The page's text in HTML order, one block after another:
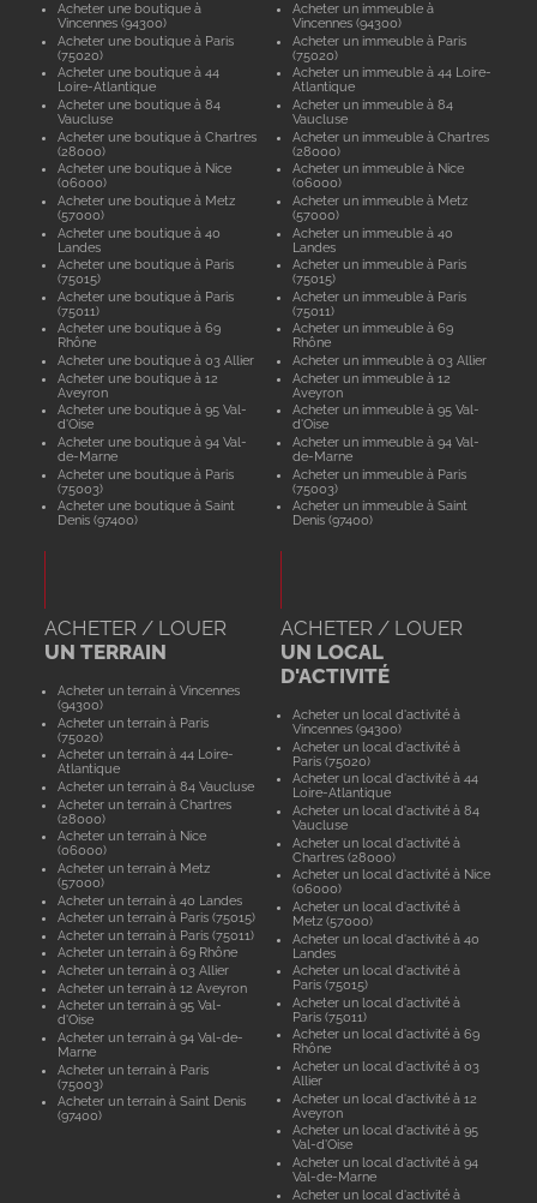
Acheter une boutique à
Vincennes (94300)
Acheter une boutique à Paris
(75020)
Acheter une boutique à 44
Loire-Atlantique
Acheter une boutique à 84
Vaucluse
Acheter une boutique à Chartres
(28000)
Acheter une boutique à Nice
(06000)
Acheter une boutique à Metz
(57000)
Acheter une boutique à 40
Landes
Acheter une boutique à Paris
(75015)
Acheter une boutique à Paris
(75011)
Acheter une boutique à 69
Rhône
Acheter une boutique à 03 Allier
Acheter une boutique à 12
Aveyron
Acheter une boutique à 95 Val-
d'Oise
Acheter une boutique à 94 Val-
de-Marne
Acheter une boutique à Paris
(75003)
Acheter une boutique à Saint
Denis (97400)
Acheter un immeuble à
Vincennes (94300)
Acheter un immeuble à Paris
(75020)
Acheter un immeuble à 44 Loire-
Atlantique
Acheter un immeuble à 84
Vaucluse
Acheter un immeuble à Chartres
(28000)
Acheter un immeuble à Nice
(06000)
Acheter un immeuble à Metz
(57000)
Acheter un immeuble à 40
Landes
Acheter un immeuble à Paris
(75015)
Acheter un immeuble à Paris
(75011)
Acheter un immeuble à 69
Rhône
Acheter un immeuble à 03 Allier
Acheter un immeuble à 12
Aveyron
Acheter un immeuble à 95 Val-
d'Oise
Acheter un immeuble à 94 Val-
de-Marne
Acheter un immeuble à Paris
(75003)
Acheter un immeuble à Saint
Denis (97400)
ACHETER / LOUER
UN TERRAIN
Acheter un terrain à Vincennes
(94300)
Acheter un terrain à Paris
(75020)
Acheter un terrain à 44 Loire-
Atlantique
Acheter un terrain à 84 Vaucluse
Acheter un terrain à Chartres
(28000)
Acheter un terrain à Nice
(06000)
Acheter un terrain à Metz
(57000)
Acheter un terrain à 40 Landes
Acheter un terrain à Paris (75015)
Acheter un terrain à Paris (75011)
Acheter un terrain à 69 Rhône
Acheter un terrain à 03 Allier
Acheter un terrain à 12 Aveyron
Acheter un terrain à 95 Val-
d'Oise
Acheter un terrain à 94 Val-de-
Marne
Acheter un terrain à Paris
(75003)
Acheter un terrain à Saint Denis
(97400)
ACHETER / LOUER
UN LOCAL
D'ACTIVITÉ
Acheter un local d'activité à
Vincennes (94300)
Acheter un local d'activité à
Paris (75020)
Acheter un local d'activité à 44
Loire-Atlantique
Acheter un local d'activité à 84
Vaucluse
Acheter un local d'activité à
Chartres (28000)
Acheter un local d'activité à Nice
(06000)
Acheter un local d'activité à
Metz (57000)
Acheter un local d'activité à 40
Landes
Acheter un local d'activité à
Paris (75015)
Acheter un local d'activité à
Paris (75011)
Acheter un local d'activité à 69
Rhône
Acheter un local d'activité à 03
Allier
Acheter un local d'activité à 12
Aveyron
Acheter un local d'activité à 95
Val-d'Oise
Acheter un local d'activité à 94
Val-de-Marne
Acheter un local d'activité à